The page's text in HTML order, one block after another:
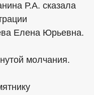
Р.А. сказала
Елена Юрьевна.
молчания.